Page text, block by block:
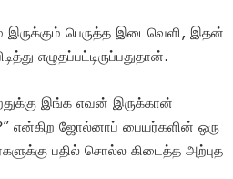
இருக்கும் பெருத்த இடைவெளி, இதன்
எழுதப்பட்டிருப்பதுதான்.
இங்க எவன் இருக்கான்
என்கிற ஜோல்னாப் பையர்களின் ஒரு
பதில் சொல்ல கிடைத்த அற்புத